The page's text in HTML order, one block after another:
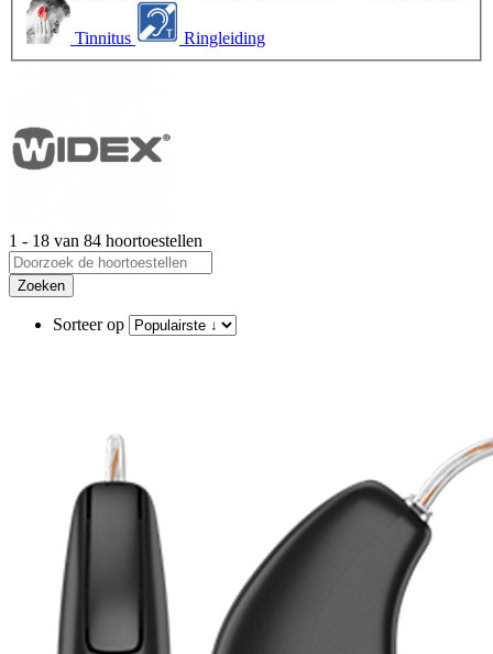
Tinnitus Ringleiding
1 - 18 van 84 hoortoestellen
Zoeken
Sorteer op